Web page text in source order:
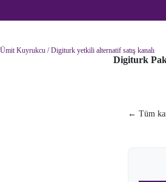
Ümit Kuyrukcu / Digiturk yetkili alternatif satış kanalı
Digiturk
← Tüm